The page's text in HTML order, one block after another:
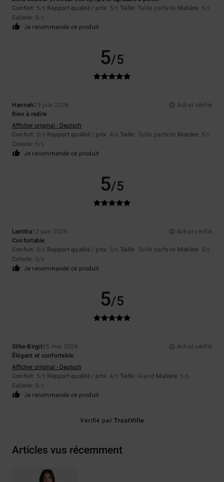
Confort: 5/5 Rapport qualité / prix: 5/5 Taille: Taille parfaite Matière: 5/5
Coloris: 5/5
Je recommande ce produit
5/5
Hannah29 juin 2026
Achat vérifié
Rien à redire
Afficher original - Deutsch
Confort: 5/5 Rapport qualité / prix: 4/5 Taille: Taille parfaite Matière: 5/5
Coloris: 5/5
Je recommande ce produit
5/5
Laetitia12 juin 2026
Achat vérifié
Confortable
Confort: 5/5 Rapport qualité / prix: 5/5 Taille: Taille parfaite Matière: 5/5
Coloris: 5/5
Je recommande ce produit
5/5
Silke-Birgit25 mai 2026
Achat vérifié
Élégant et confortable.
Afficher original - Deutsch
Confort: 5/5 Rapport qualité / prix: 4/5 Taille: Grand Matière: 5 /5
Coloris: 5/5
Je recommande ce produit
Vérifié parTrustVille
Articles vus récemment